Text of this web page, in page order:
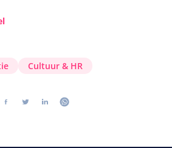
Cultuur & HR
DelenVolg ons op twitter
Volg ons op linkedin
Volg ons op whatsapp